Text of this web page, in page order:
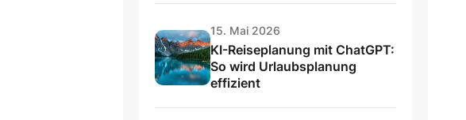
15. Mai 2026
KI-Reiseplanung mit ChatGPT:
So wird Urlaubsplanung
effizient